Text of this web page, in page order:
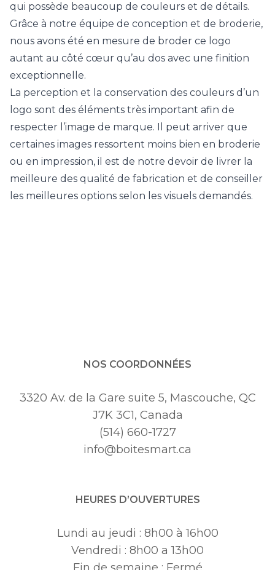
qui possède beaucoup de couleurs et de détails.
Grâce à notre équipe de conception et de broderie,
nous avons été en mesure de broder ce logo
autant au côté cœur qu’au dos avec une finition
exceptionnelle.
La perception et la conservation des couleurs d’un
logo sont des éléments très important afin de
respecter l’image de marque. Il peut arriver que
certaines images ressortent moins bien en broderie
ou en impression, il est de notre devoir de livrer la
meilleure des qualité de fabrication et de conseiller
les meilleures options selon les visuels demandés.
NOS COORDONNÉES
3320 Av. de la Gare suite 5, Mascouche, QC
J7K 3C1, Canada
(514) 660-1727
info@boitesmart.ca
HEURES D’OUVERTURES
Lundi au jeudi : 8h00 à 16h00
Vendredi : 8h00 a 13h00